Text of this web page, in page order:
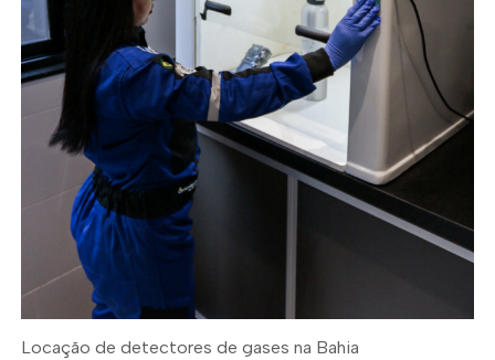
Locação de detectores de gases na Bahia